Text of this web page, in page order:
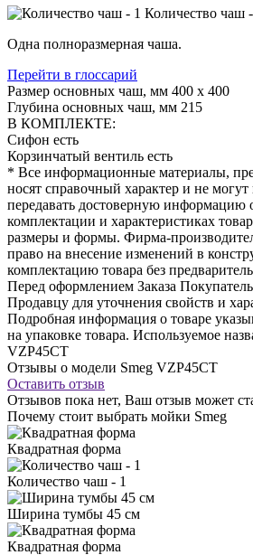
Количество чаш -
Одна полноразмерная чаша.
Перейти в глоссарий
Размер основных чаш, мм 400 х 400
Глубина основных чаш, мм 215
В КОМПЛЕКТЕ:
Сифон есть
Корзинчатый вентиль есть
* Все информационные материалы,
носят справочный характер и не
передавать достоверную информацию
комплектации и характеристиках
размеры и формы. Фирма-
право на внесение изменений в
комплектацию товара без
Перед оформлением Заказа
Продавцу для уточнения свойств и
Подробная информация о товаре
на упаковке товара. Используемое
VZP45CT
Отзывы о модели Smeg VZP45CT
Оставить отзыв
Отзывов пока нет, Ваш отзыв может
Почему стоит выбрать мойки Smeg
Квадратная форма
Количество чаш - 1
Ширина тумбы 45 см
Квадратная форма